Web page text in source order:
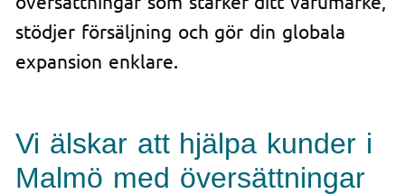
stödjer försäljning och gör din globala
expansion enklare.
Vi älskar att hjälpa kunder i
Malmö med översättningar